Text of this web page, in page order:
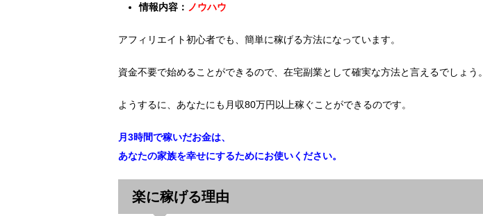
情報内容： ノウハウ
アフィリエイト初心者でも、簡単に稼げる方法になっています。
資金不要で始めることができるので、在宅副業として確実な方法と言えるでしょう。
ようするに、あなたにも月収80万円以上稼ぐことができるのです。
月3時間で稼いだお金は、
あなたの家族を幸せにするためにお使いください。
楽に稼げる理由